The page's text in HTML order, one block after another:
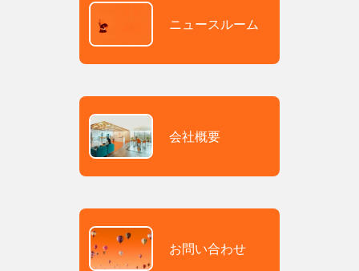
ニュースルーム
会社概要
お問い合わせ